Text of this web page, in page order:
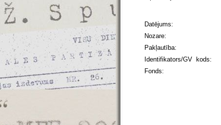
Datējums:
Nozare:
Pakļautība:
Identifikators/GV kods:
Fonds: